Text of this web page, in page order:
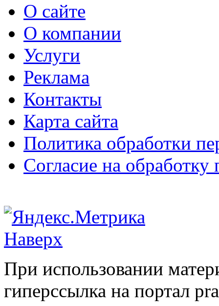
О сайте
О компании
Услуги
Реклама
Контакты
Карта сайта
Политика обработки
Согласие на
Наверх
При использовании
гиперссылка на портал